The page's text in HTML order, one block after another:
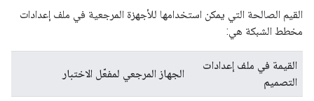
القيم الصالحة التي يمكن استخدامها للأجهزة المرجعية في ملف إعدادات
مخطط الشبكة هي:
القيمة في ملف إعدادات
التصميم
الجهاز المرجعي لمفعّل الاختبار